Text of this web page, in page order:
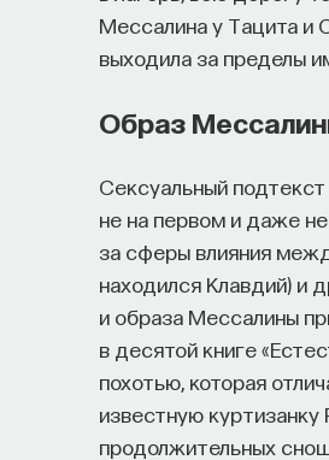
Мессалина у Тацита и
выходила за пределы
Образ
Сексуальный
не на первом и даже
за сферы влияния
находился Клавдий) и
и образа Мессалины
в десятой книге
похотью, которая
известную
продолжительных